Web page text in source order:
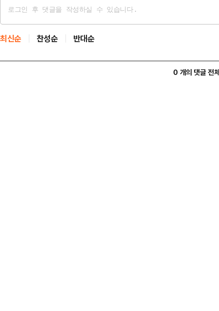
최신순 찬성순 반대순
0 개의 댓글 전